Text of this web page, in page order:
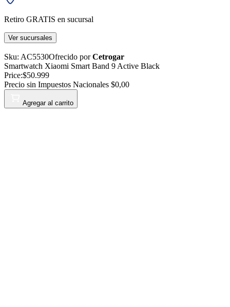
Retiro GRATIS en sucursal
Ver sucursales
Sku: AC5530Ofrecido porCetrogar
Smartwatch Xiaomi Smart Band 9 Active Black
Price:$50.999
Precio sin Impuestos Nacionales $0,00
Agregar al carrito